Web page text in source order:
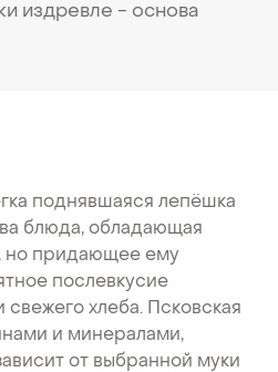
издревле - основа
поднявшаяся лепёшка
блюда, обладающая
но придающее ему
послевкусие
хлеба. Псковская
и минералами,
от выбранной муки